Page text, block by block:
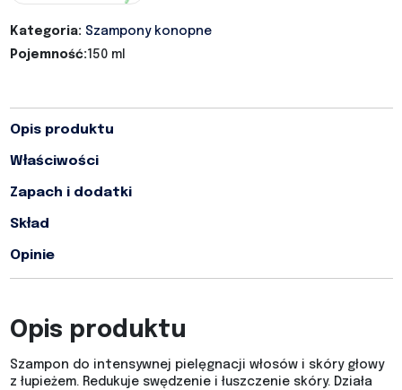
Kategoria: Szampony konopne
Pojemność:150 ml
Opis produktu
Właściwości
Zapach i dodatki
Skład
Opinie
Opis produktu
Szampon do intensywnej pielęgnacji włosów i skóry głowy
z łupieżem. Redukuje swędzenie i łuszczenie skóry. Działa